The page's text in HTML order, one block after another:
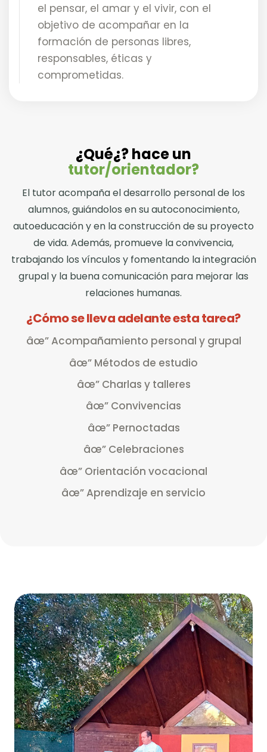
el pensar, el amar y el vivir, con el
objetivo de acompañar en la
formación de personas libres,
responsables, éticas y
comprometidas.
¿Qué¿? hace un
tutor/orientador?
El tutor acompaña el desarrollo personal de los
alumnos, guiándolos en su autoconocimiento,
autoeducación y en la construcción de su proyecto
de vida. Además, promueve la convivencia,
trabajando los vínculos y fomentando la integración
grupal y la buena comunicación para mejorar las
relaciones humanas.
¿Cómo se lleva adelante esta tarea?
âœ” Acompañamiento personal y grupal
âœ” Métodos de estudio
âœ” Charlas y talleres
âœ” Convivencias
âœ” Pernoctadas
âœ” Celebraciones
âœ” Orientación vocacional
âœ” Aprendizaje en servicio